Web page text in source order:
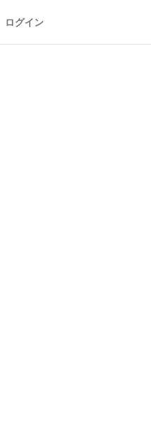
ログイン